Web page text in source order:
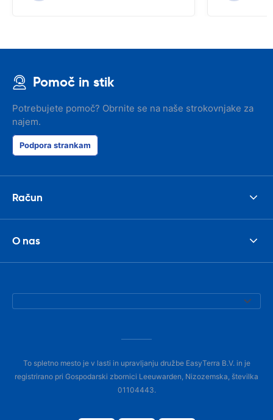
Pomoč in stik
Potrebujete pomoč? Obrnite se na naše strokovnjake za
najem.
Podpora strankam
Račun
O nas
To spletno mesto je v lasti in upravljanju družbe EasyTerra B.V. in je
registrirano pri Gospodarski zbornici Leeuwarden, Nizozemska, številka
01104443.